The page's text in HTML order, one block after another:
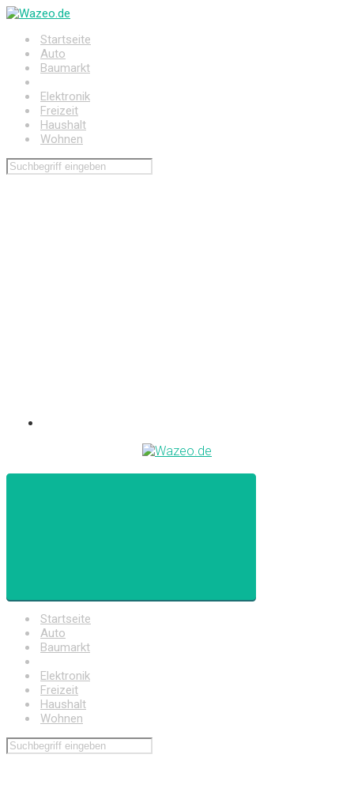
Zum
springenStartseite
Auto
Baumarkt
Elektronik
Freizeit
Haushalt
Wohnen
Startseite
Auto
Baumarkt
Elektronik
Freizeit
Haushalt
Wohnen